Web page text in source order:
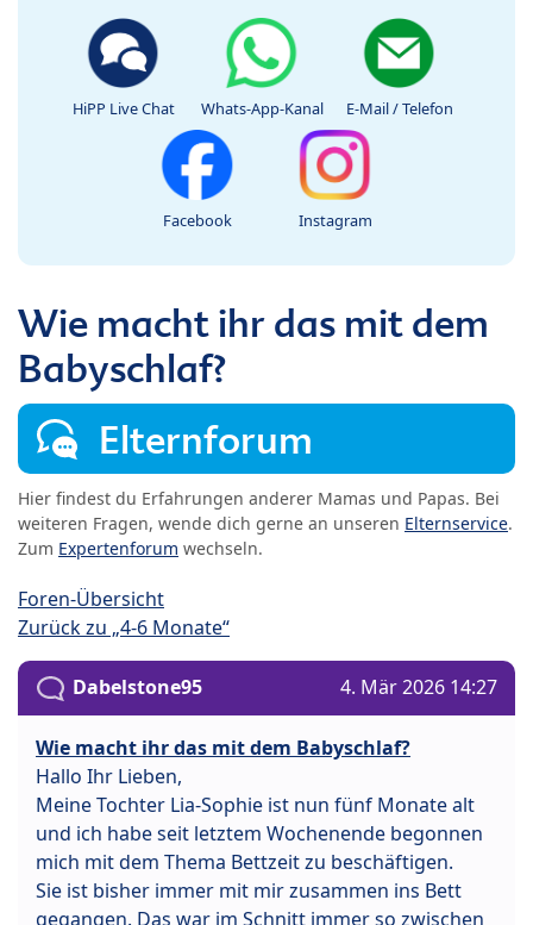
HiPP Live Chat Whats-App-Kanal E-Mail / Telefon
Facebook Instagram
Wie macht ihr das mit dem
Babyschlaf?
Elternforum
Hier findest du Erfahrungen anderer Mamas und Papas. Bei
weiteren Fragen, wende dich gerne an unseren Elternservice.
Zum Expertenforum wechseln.
Foren-Übersicht
Zurück zu „4-6 Monate“
Dabelstone95 4. Mär 2026 14:27
Wie macht ihr das mit dem Babyschlaf?
Hallo Ihr Lieben,
Meine Tochter Lia-Sophie ist nun fünf Monate alt
und ich habe seit letztem Wochenende begonnen
mich mit dem Thema Bettzeit zu beschäftigen.
Sie ist bisher immer mit mir zusammen ins Bett
gegangen. Das war im Schnitt immer so zwischen